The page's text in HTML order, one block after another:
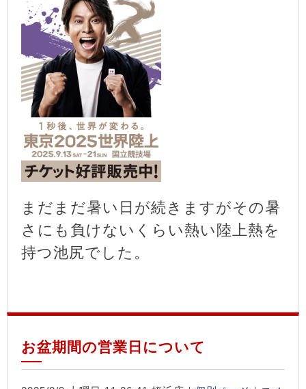
まだまだ暑い日が続きますがその暑
さにも負けないくらい熱い陸上熱を
持つ池尻でした。
お盆期間の営業日について